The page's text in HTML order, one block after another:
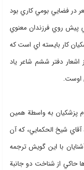
در فضايي بومي كاري بود
پيش روي فرزندان معنوي
كار بايسته اي است كه
دفتر ششم شاعر ياد
اوست.
پزشكيان به واسطة همين
شيخ الحكمايي، كه آن
با اين گويش ترجمه
حاكي از شناخت دو جانبة